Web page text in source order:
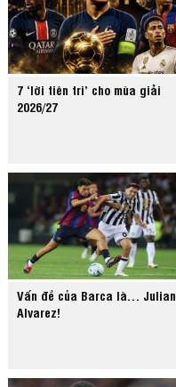
7 ‘lời tiên tri’ cho mùa giải
2026/27
Vấn đề của Barca là… Julian
Alvarez!